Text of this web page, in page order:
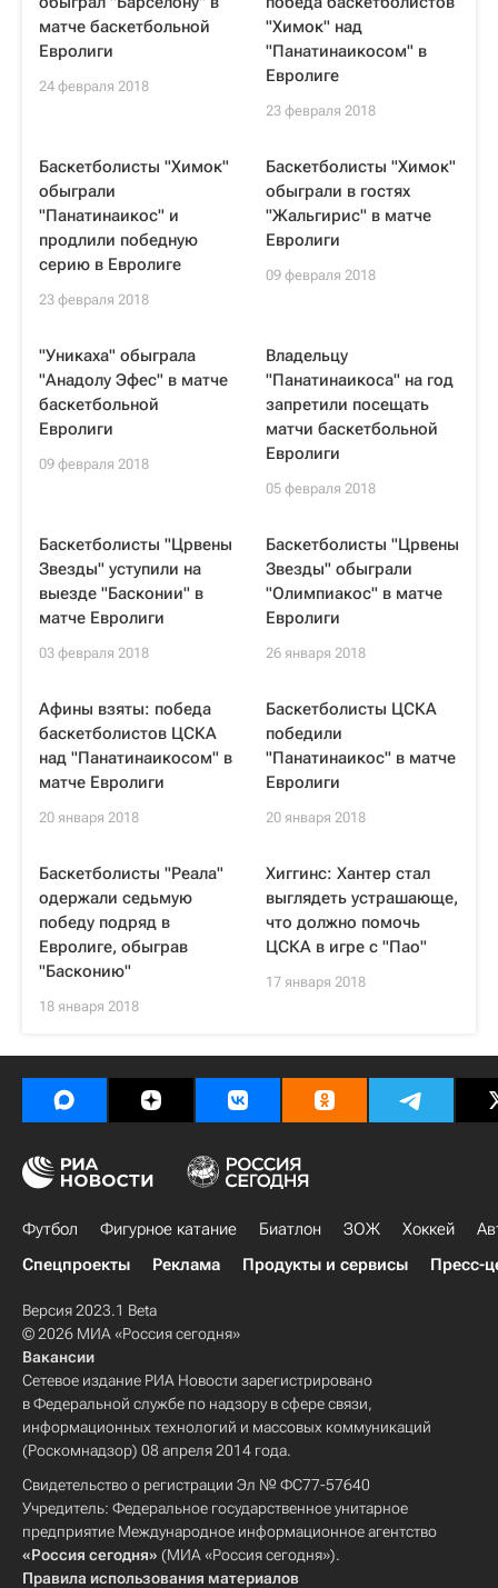
матче баскетбольной
Евролиги
24 февраля 2018
"Химок" над
"Панатинаикосом" в
Евролиге
23 февраля 2018
Баскетболисты "Химок"
обыграли
"Панатинаикос" и
продлили победную
серию в Евролиге
23 февраля 2018
Баскетболисты "Химок"
обыграли в гостях
"Жальгирис" в матче
Евролиги
09 февраля 2018
"Уникаха" обыграла
"Анадолу Эфес" в матче
баскетбольной
Евролиги
09 февраля 2018
Владельцу
"Панатинаикоса" на год
запретили посещать
матчи баскетбольной
Евролиги
05 февраля 2018
Баскетболисты "Црвены
Звезды" уступили на
выезде "Басконии" в
матче Евролиги
03 февраля 2018
Баскетболисты "Црвены
Звезды" обыграли
"Олимпиакос" в матче
Евролиги
26 января 2018
Афины взяты: победа
баскетболистов ЦСКА
над "Панатинаикосом" в
матче Евролиги
20 января 2018
Баскетболисты ЦСКА
победили
"Панатинаикос" в матче
Евролиги
20 января 2018
Баскетболисты "Реала"
одержали седьмую
победу подряд в
Евролиге, обыграв
"Басконию"
18 января 2018
Хиггинс: Хантер стал
выглядеть устрашающе,
что должно помочь
ЦСКА в игре с "Пао"
17 января 2018
Футбол Фигурное катание Биатлон ЗОЖ Хоккей
Спецпроекты
Реклама Продукты и сервисы Пресс-
Версия 2023.1 Beta
© 2026 МИА «Россия сегодня»
Вакансии
Сетевое издание РИА Новости зарегистрировано
в Федеральной службе по надзору в сфере связи,
информационных технологий и массовых коммуникаций
(Роскомнадзор) 08 апреля 2014 года.
Свидетельство о регистрации Эл № ФС77-57640
Учредитель: Федеральное государственное унитарное
предприятие Международное информационное агентство
«Россия сегодня» (МИА «Россия сегодня»).
Правила использования материалов